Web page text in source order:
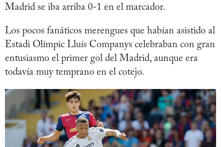
Madrid se iba arriba 0-1 en el marcador.
Los pocos fanáticos merengues que habían asistido al
Estadi Olímpic Lluís Companys celebraban con gran
entusiasmo el primer gol del Madrid, aunque era
todavía muy temprano en el cotejo.